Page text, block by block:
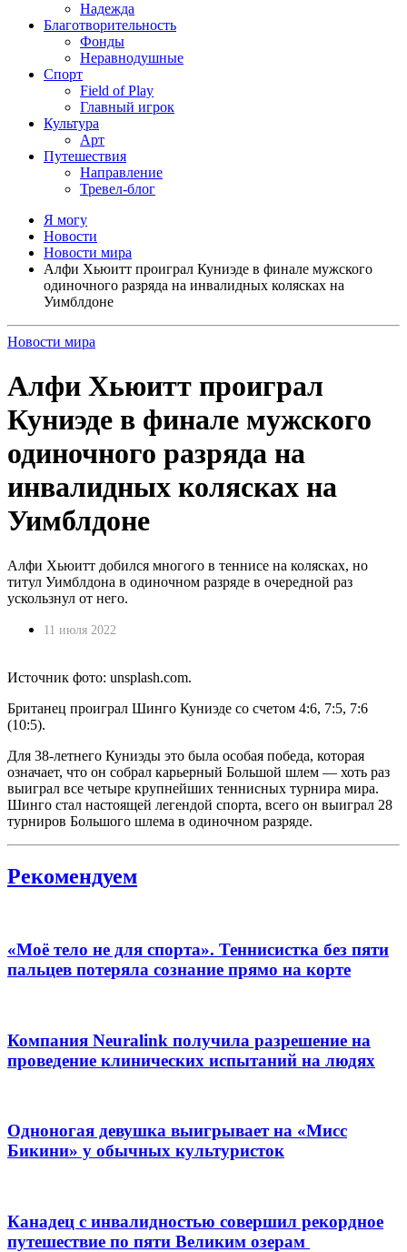
Надежда
Благотворительность
Фонды
Неравнодушные
Спорт
Field of Play
Главный игрок
Культура
Арт
Путешествия
Направление
Тревел-блог
Я могу
Новости
Новости мира
Алфи Хьюитт проиграл Куниэде в финале мужского
одиночного разряда на инвалидных колясках на
Уимблдоне
Новости мира
Алфи Хьюитт проиграл
Куниэде в финале мужского
одиночного разряда на
инвалидных колясках на
Уимблдоне
Алфи Хьюитт добился многого в теннисе на колясках, но
титул Уимблдона в одиночном разряде в очередной раз
ускользнул от него.
11 июля 2022
Источник фото: unsplash.com.
Британец проиграл Шинго Куниэде со счетом 4:6, 7:5, 7:6
(10:5).
Для 38-летнего Куниэды это была особая победа, которая
означает, что он собрал карьерный Большой шлем — хоть раз
выиграл все четыре крупнейших теннисных турнира мира.
Шинго стал настоящей легендой спорта, всего он выиграл 28
турниров Большого шлема в одиночном разряде.
Рекомендуем
«Моё тело не для спорта». Теннисистка без пяти
пальцев потеряла сознание прямо на корте
Компания Neuralink получила разрешение на
проведение клинических испытаний на людях
Одноногая девушка выигрывает на «Мисс
Бикини» у обычных культуристок
Канадец с инвалидностью совершил рекордное
путешествие по пяти Великим озерам